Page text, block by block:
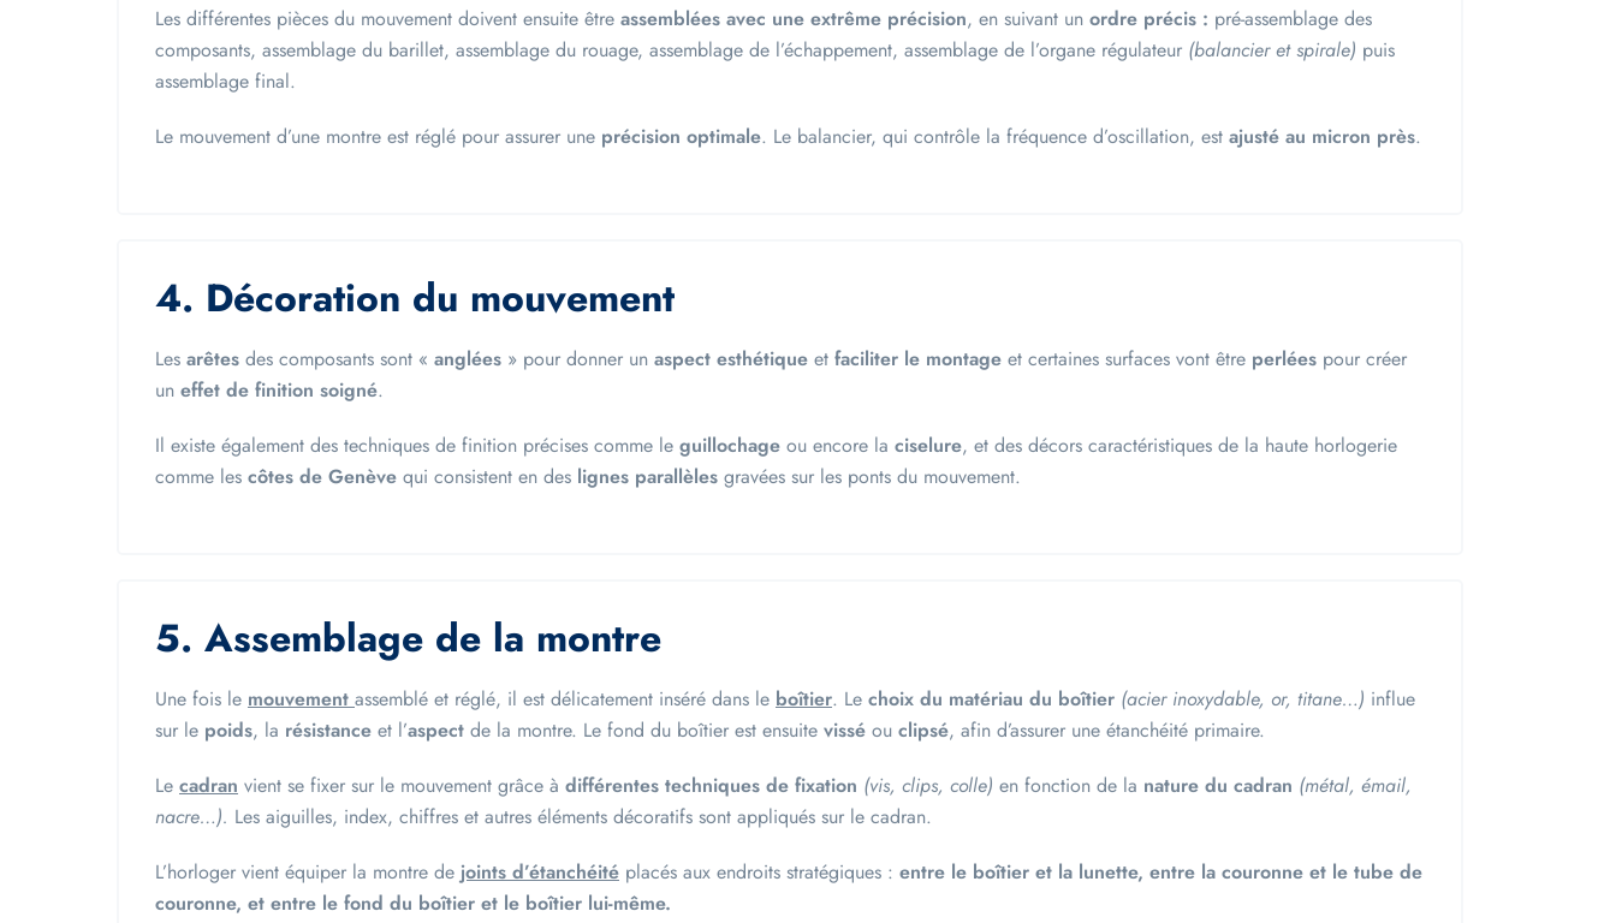
Les différentes pièces du mouvement doivent ensuite être assemblées avec une extrême précision, en suivant un ordre précis : pré-assemblage des
composants, assemblage du barillet, assemblage du rouage, assemblage de l’échappement, assemblage de l’organe régulateur (balancier et spirale) puis
assemblage final.
Le mouvement d’une montre est réglé pour assurer une précision optimale. Le balancier, qui contrôle la fréquence d’oscillation, est ajusté au micron près.
4. Décoration du mouvement
Les arêtes des composants sont « anglées » pour donner un aspect esthétique et faciliter le montage et certaines surfaces vont être perlées pour créer
un effet de finition soigné.
Il existe également des techniques de finition précises comme le guillochage ou encore la ciselure, et des décors caractéristiques de la haute horlogerie
comme les côtes de Genève qui consistent en des lignes parallèles gravées sur les ponts du mouvement.
5. Assemblage de la montre
Une fois le mouvement assemblé et réglé, il est délicatement inséré dans le boîtier. Le choix du matériau du boîtier (acier inoxydable, or, titane…) influe
sur le poids, la résistance et l’aspect de la montre. Le fond du boîtier est ensuite vissé ou clipsé, afin d’assurer une étanchéité primaire.
Le cadran vient se fixer sur le mouvement grâce à différentes techniques de fixation (vis, clips, colle) en fonction de la nature du cadran (métal, émail,
nacre…). Les aiguilles, index, chiffres et autres éléments décoratifs sont appliqués sur le cadran.
L’horloger vient équiper la montre de joints d’étanchéité placés aux endroits stratégiques : entre le boîtier et la lunette, entre la couronne et le tube de
couronne, et entre le fond du boîtier et le boîtier lui-même.